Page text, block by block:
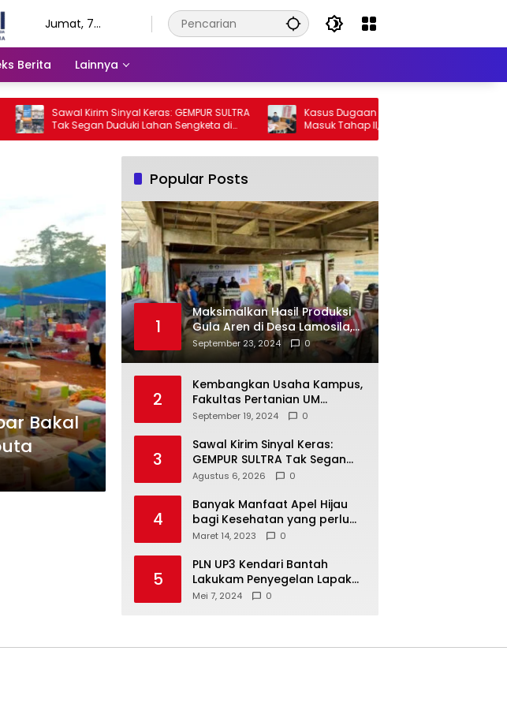
Jumat, 7
Berita Lainnya
Sawal Kirim Sinyal Keras: GEMPUR SULTRA
Tak Segan Duduki Lahan Sengketa di
Puuwatu
Kasus Dugaan Pencabulan di Kendari
Masuk Tahap II, Tersangka Diserahkan ke
Kejaksaan
Bakal
Popular Posts
1
Maksimalkan Hasil Produksi
Gula Aren di Desa Lamosila,
UM Kendari Berikan Bantuan
Alat Produksi Modern
September 23, 2024 0
2
Kembangkan Usaha Kampus,
Fakultas Pertanian UM
Kendari Optimalkan
Agribisnis
September 19, 2024 0
3
Sawal Kirim Sinyal Keras:
GEMPUR SULTRA Tak Segan
Duduki Lahan Sengketa di
Agustus 6, 2026 0
4
Banyak Manfaat Apel Hijau
bagi Kesehatan yang perlu
Anda ketahui
Maret 14, 2023 0
5
PLN UP3 Kendari Bantah
Lakukam Penyegelan Lapak
Tugu Eks MTQ
Mei 7, 2024 0